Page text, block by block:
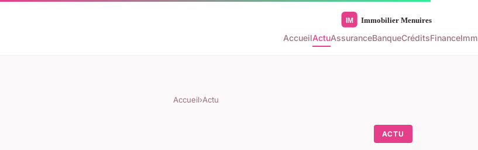
AccueilActuAssuranceBanqueCréditsFinance
Accueil›Actu
ACTU